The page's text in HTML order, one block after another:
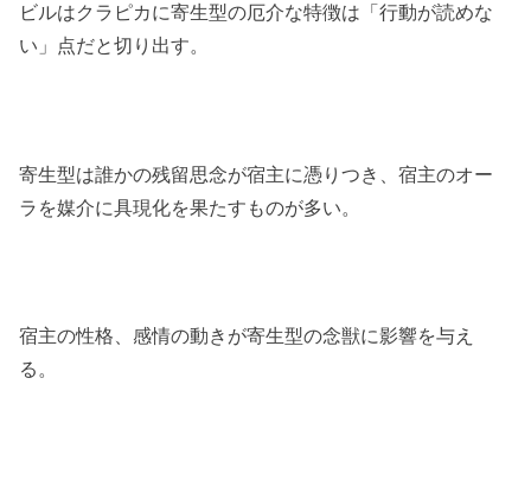
ビルはクラピカに寄生型の厄介な特徴は「行動が読めな
い」点だと切り出す。
寄生型は誰かの残留思念が宿主に憑りつき、宿主のオー
ラを媒介に具現化を果たすものが多い。
宿主の性格、感情の動きが寄生型の念獣に影響を与え
る。